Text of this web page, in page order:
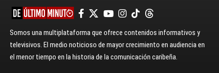
Somos una multiplataforma que ofrece contenidos informativos y
televisivos. El medio noticioso de mayor crecimiento en audiencia en
el menor tiempo en la historia de la comunicación caribeña.